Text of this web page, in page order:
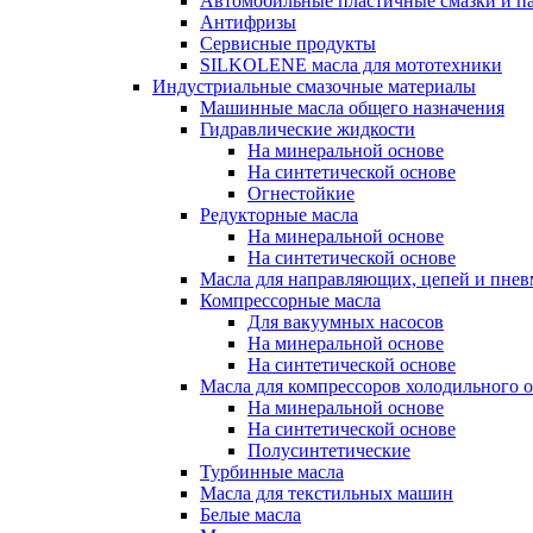
Антифризы
Сервисные продукты
SILKOLENE масла для мототехники
Индустриальные смазочные материалы
Машинные масла общего назначения
Гидравлические жидкости
На минеральной основе
На синтетической основе
Огнестойкие
Редукторные масла
На минеральной основе
На синтетической основе
Масла для направляющих, цепей и
Компрессорные масла
Для вакуумных насосов
На минеральной основе
На синтетической основе
Масла для компрессоров холодильного
На минеральной основе
На синтетической основе
Полусинтетические
Турбинные масла
Масла для текстильных машин
Белые масла